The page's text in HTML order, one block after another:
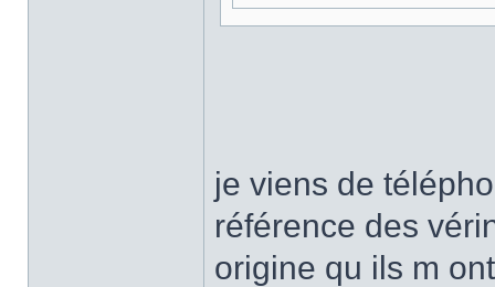
je viens de
référence des
origine qu ils m